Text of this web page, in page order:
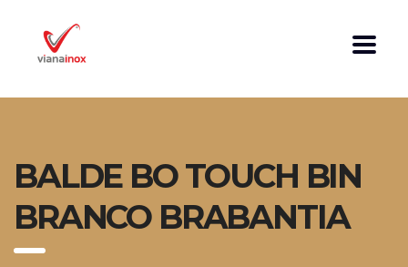
BALDE BO TOUCH BIN
BRANCO BRABANTIA